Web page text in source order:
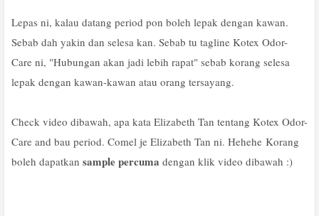
Lepas ni, kalau datang period pon boleh lepak dengan kawan.
Sebab dah yakin dan selesa kan. Sebab tu tagline Kotex Odor-
Care ni, "Hubungan akan jadi lebih rapat" sebab korang selesa
lepak dengan kawan-kawan atau orang tersayang.
Check video dibawah, apa kata Elizabeth Tan tentang Kotex Odor-
Care and bau period. Comel je Elizabeth Tan ni. Hehehe Korang
boleh dapatkan sample percuma dengan klik video dibawah :)